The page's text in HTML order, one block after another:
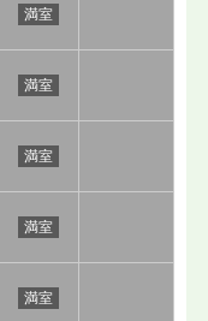
満室
満室
満室
満室
満室